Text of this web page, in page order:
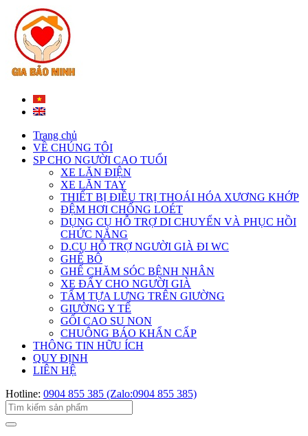
Trang chủ
VỀ CHÚNG TÔI
SP CHO NGƯỜI CAO TUỔI
XE LĂN ĐIỆN
XE LĂN TAY
THIẾT BỊ ĐIỀU TRỊ THOÁI HÓA XƯƠNG KHỚP
ĐỆM HƠI CHỐNG LOÉT
DỤNG CỤ HỖ TRỢ DI CHUYỂN VÀ PHỤC HỒI
CHỨC NĂNG
D.CỤ HỖ TRỢ NGƯỜI GIÀ ĐI WC
GHẾ BÔ
GHẾ CHĂM SÓC BỆNH NHÂN
XE ĐẨY CHO NGƯỜI GIÀ
TẤM TỰA LƯNG TRÊN GIƯỜNG
GIƯỜNG Y TẾ
GỐI CAO SU NON
CHUÔNG BÁO KHẨN CẤP
THÔNG TIN HỮU ÍCH
QUY ĐỊNH
LIÊN HỆ
Hotline: 0904 855 385 (Zalo:0904 855 385)